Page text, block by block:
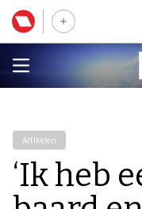
Artikelen
‘Ik heb